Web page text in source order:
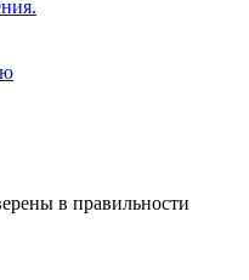
в правильности